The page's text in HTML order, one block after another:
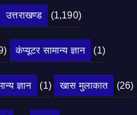
उत्तराखण्ड (1,190)
कंप्यूटर सामान्य ज्ञान (1)
ज्ञान (1) खास मुलाकात (26)